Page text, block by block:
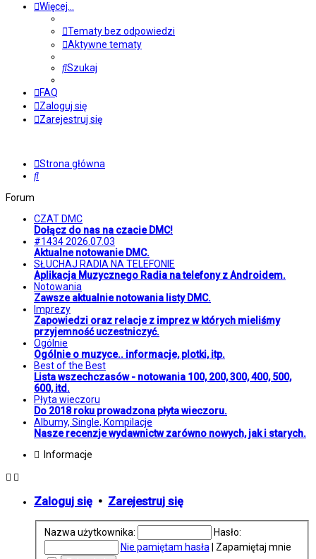
Więcej…
Tematy bez odpowiedzi
Aktywne tematy
Szukaj
FAQ
Zaloguj się
Zarejestruj się
Strona główna
Szukaj
Forum
CZAT DMC
Dołącz do nas na czacie DMC!
#1434 2026.07.03
Aktualne notowanie DMC.
SŁUCHAJ RADIA NA TELEFONIE
Aplikacja Muzycznego Radia na telefony z Androidem.
Notowania
Zawsze aktualnie notowania listy DMC.
Imprezy
Zapowiedzi oraz relacje z imprez w których mieliśmy
przyjemność uczestniczyć.
Ogólnie
Ogólnie o muzyce.. informacje, plotki, itp.
Best of the Best
Lista wszechczasów - notowania 100, 200, 300, 400, 500,
600, itd.
Płyta wieczoru
Do 2018 roku prowadzona płyta wieczoru.
Albumy, Single, Kompilacje
Nasze recenzje wydawnictw zarówno nowych, jak i starych.
Informacje
Zaloguj się • Zarejestruj się
Nazwa użytkownika:
Hasło:
Nie pamiętam hasła
Zapamiętaj mnie